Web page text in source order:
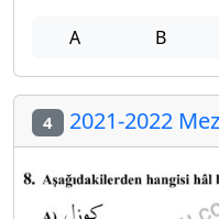
A B
4 2021-2022